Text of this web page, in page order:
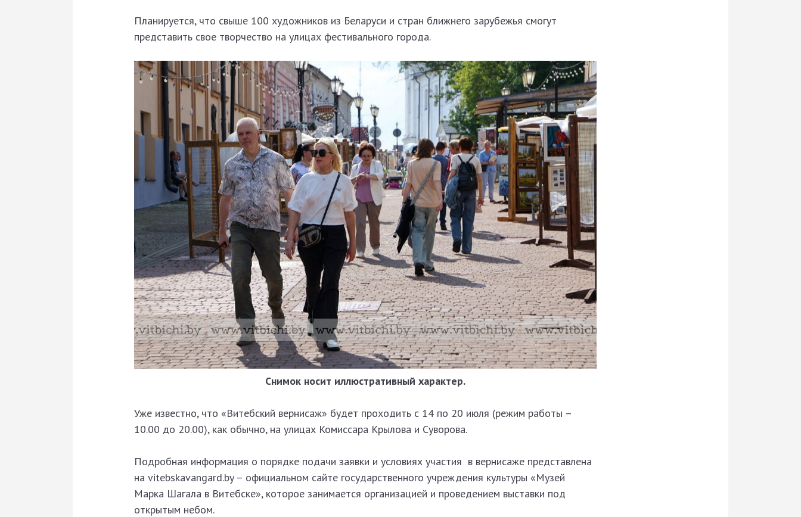
Планируется, что свыше 100 художников из Беларуси и стран ближнего зарубежья смогут
представить свое творчество на улицах фестивального города.
Снимок носит иллюстративный характер.
Уже известно, что «Витебский вернисаж» будет проходить с 14 по 20 июля (режим работы –
10.00 до 20.00), как обычно, на улицах Комиссара Крылова и Суворова.
Подробная информация о порядке подачи заявки и условиях участия в вернисаже представлена
на vitebskavangard.by – официальном сайте государственного учреждения культуры «Музей
Марка Шагала в Витебске», которое занимается организацией и проведением выставки под
открытым небом.